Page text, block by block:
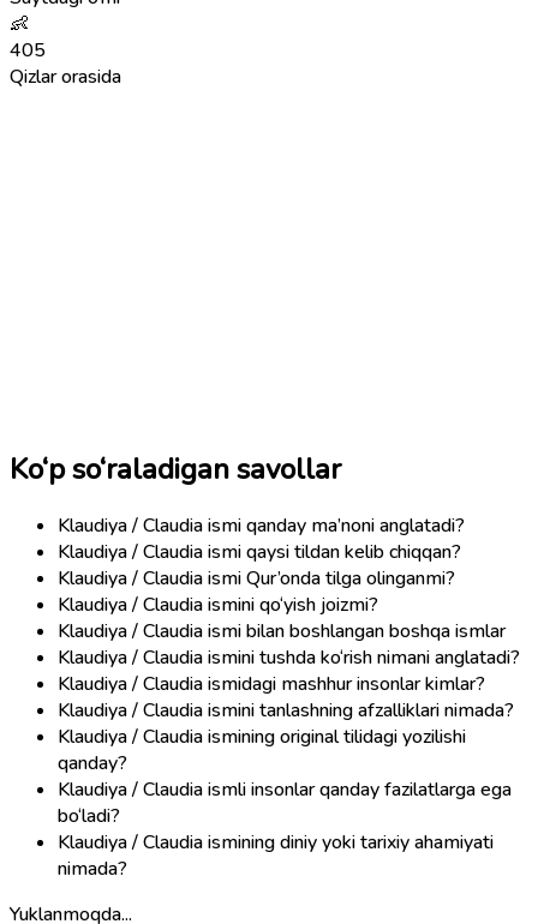
👶
405
Qizlar orasida
Ko‘p so‘raladigan savollar
Klaudiya / Claudia ismi qanday ma’noni anglatadi?
Klaudiya / Claudia ismi qaysi tildan kelib chiqqan?
Klaudiya / Claudia ismi Qur’onda tilga olinganmi?
Klaudiya / Claudia ismini qo‘yish joizmi?
Klaudiya / Claudia ismi bilan boshlangan boshqa ismlar
Klaudiya / Claudia ismini tushda ko‘rish nimani anglatadi?
Klaudiya / Claudia ismidagi mashhur insonlar kimlar?
Klaudiya / Claudia ismini tanlashning afzalliklari nimada?
Klaudiya / Claudia ismining original tilidagi yozilishi
qanday?
Klaudiya / Claudia ismli insonlar qanday fazilatlarga ega
bo‘ladi?
Klaudiya / Claudia ismining diniy yoki tarixiy ahamiyati
nimada?
Yuklanmoqda...